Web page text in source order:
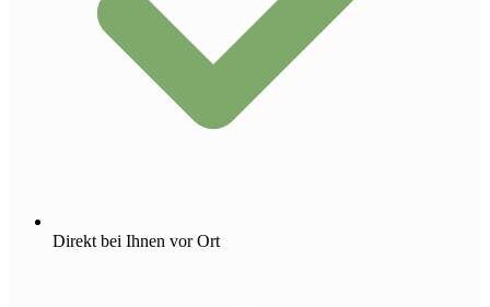
Direkt bei Ihnen vor Ort